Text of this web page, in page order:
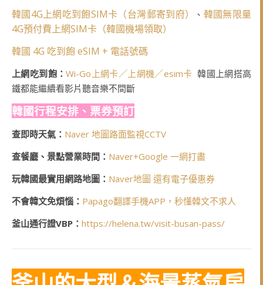
韓國4G上網吃到飽SIM卡（台灣郵寄到府） 、 韓國無限量
4G預付費上網SIM卡（韓國機場領取）
韓國 4G 吃到飽 eSIM + 電話號碼
上網吃到飽：Wi-Go上網卡／上網機／esim卡 韓國上網搭高
鐵都能繼續看影片聽音樂不間斷
韓國行程安排、票券預訂
查即時天氣： Naver 地圖路面監視CCTV
查餐廳、景點營業時間： Naver+Google 一網打盡
玩韓國最實用網路地圖： Naver地圖 還有電子優惠券
不會韓文免煩惱： Papago翻譯手機APP，秒懂韓文不求人
釜山通行證VBP： https://helena.tw/visit-busan-pass/